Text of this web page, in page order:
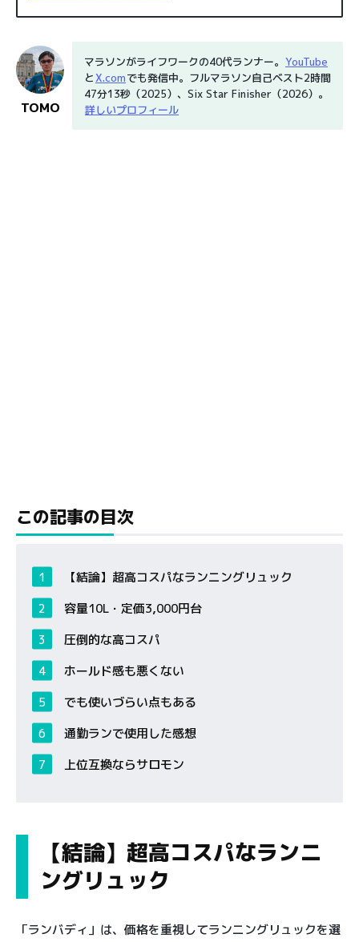
マラソンがライフワークの40代ランナー。 YouTube
とX.comでも発信中。フルマラソン自己ベスト2時間
47分13秒（2025）、Six Star Finisher（2026）。
詳しいプロフィール
TOMO
この記事の目次
【結論】超高コスパなランニングリュック
容量10L・定価3,000円台
圧倒的な高コスパ
ホールド感も悪くない
でも使いづらい点もある
通勤ランで使用した感想
上位互換ならサロモン
【結論】超高コスパなランニ
ングリュック
「ランバディ」は、価格を重視してランニングリュックを選